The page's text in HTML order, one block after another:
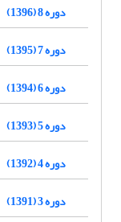
دوره 8 (1396)
دوره 7 (1395)
دوره 6 (1394)
دوره 5 (1393)
دوره 4 (1392)
دوره 3 (1391)